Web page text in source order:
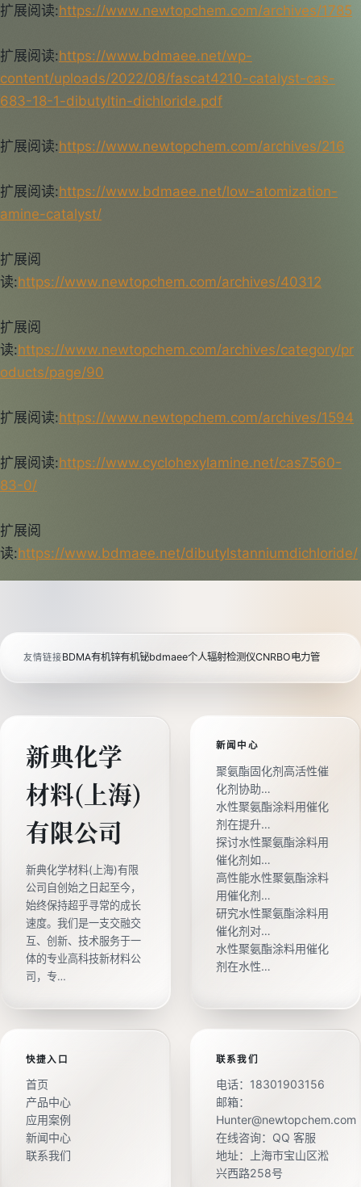
扩展阅读:https://www.newtopchem.com/archives/1785
扩展阅读:https://www.bdmaee.net/wp-
content/uploads/2022/08/fascat4210-catalyst-cas-
683-18-1-dibutyltin-dichloride.pdf
扩展阅读:https://www.newtopchem.com/archives/216
扩展阅读:https://www.bdmaee.net/low-atomization-
amine-catalyst/
扩展阅
读:https://www.newtopchem.com/archives/40312
扩展阅
读:https://www.newtopchem.com/archives/category/pr
oducts/page/90
扩展阅读:https://www.newtopchem.com/archives/1594
扩展阅读:https://www.cyclohexylamine.net/cas7560-
83-0/
扩展阅
读:https://www.bdmaee.net/dibutylstanniumdichloride/
友情链接BDMA有机锌有机铋bdmaee个人辐射检测仪CNRBO电力管
新典化学
材料(上海)
有限公司
新典化学材料(上海)有限
公司自创始之日起至今，
始终保持超乎寻常的成长
速度。我们是一支交融交
互、创新、技术服务于一
体的专业高科技新材料公
司，专…
新闻中心
聚氨酯固化剂高活性催
化剂协助…
水性聚氨酯涂料用催化
剂在提升…
探讨水性聚氨酯涂料用
催化剂如…
高性能水性聚氨酯涂料
用催化剂…
研究水性聚氨酯涂料用
催化剂对…
水性聚氨酯涂料用催化
剂在水性…
快捷入口
首页
产品中心
应用案例
新闻中心
联系我们
联系我们
电话： 18301903156
邮箱：
Hunter@newtopchem.com
在线咨询： QQ 客服
地址：上海市宝山区淞
兴西路258号